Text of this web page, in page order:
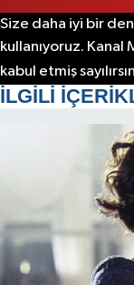
Size daha iyi bir
kullanıyoruz. Kanal
kabul etmiş